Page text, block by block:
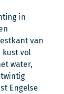
in
van
kust vol
water,
Engelse